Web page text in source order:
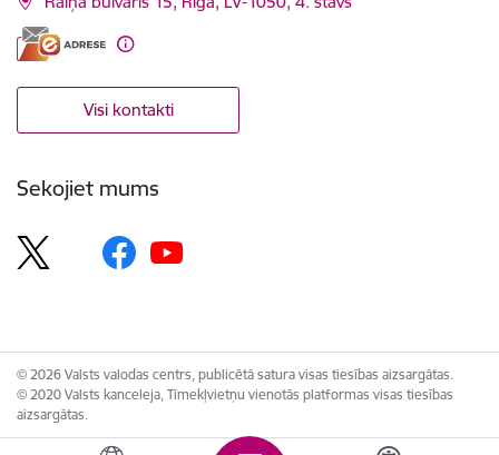
Visi kontakti
Sekojiet mums
© 2026 Valsts valodas centrs, publicētā satura visas tiesības aizsargātas.
© 2020 Valsts kanceleja, Tīmekļvietņu vienotās platformas visas tiesības
aizsargātas.